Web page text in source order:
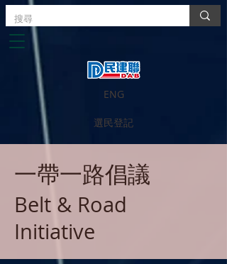
ENG
選民登記
一帶一路倡議
Belt & Road
Initiative